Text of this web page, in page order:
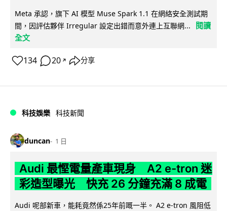
Meta 承認，旗下 AI 模型 Muse Spark 1.1 在網絡安全測試期
間，因評估夥伴 Irregular 設定出錯而意外連上互聯網...
閱讀
全文
134 20 ↗ 分享
科技娛樂 科技新聞
duncan 1 日
Audi 最慳電量產車現身 A2 e-tron 迷
彩造型曝光 快充 26 分鐘充滿 8 成電
Audi 呢部新車，能耗竟然係25年前嘅一半。 A2 e-tron 風阻低